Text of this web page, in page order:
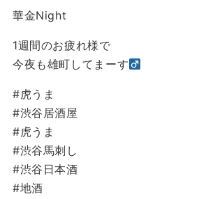
華金Night
1週間のお疲れ様で
今夜も雄町してまーす‍
#虎うま
#渋谷居酒屋
#虎うま
#渋谷馬刺し
#渋谷日本酒
#地酒